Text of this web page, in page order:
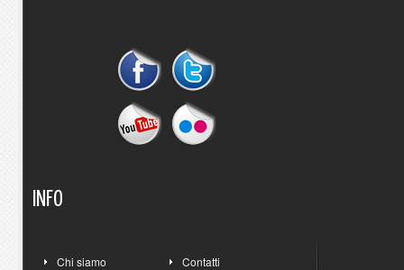
INFO
Chi siamo Contatti